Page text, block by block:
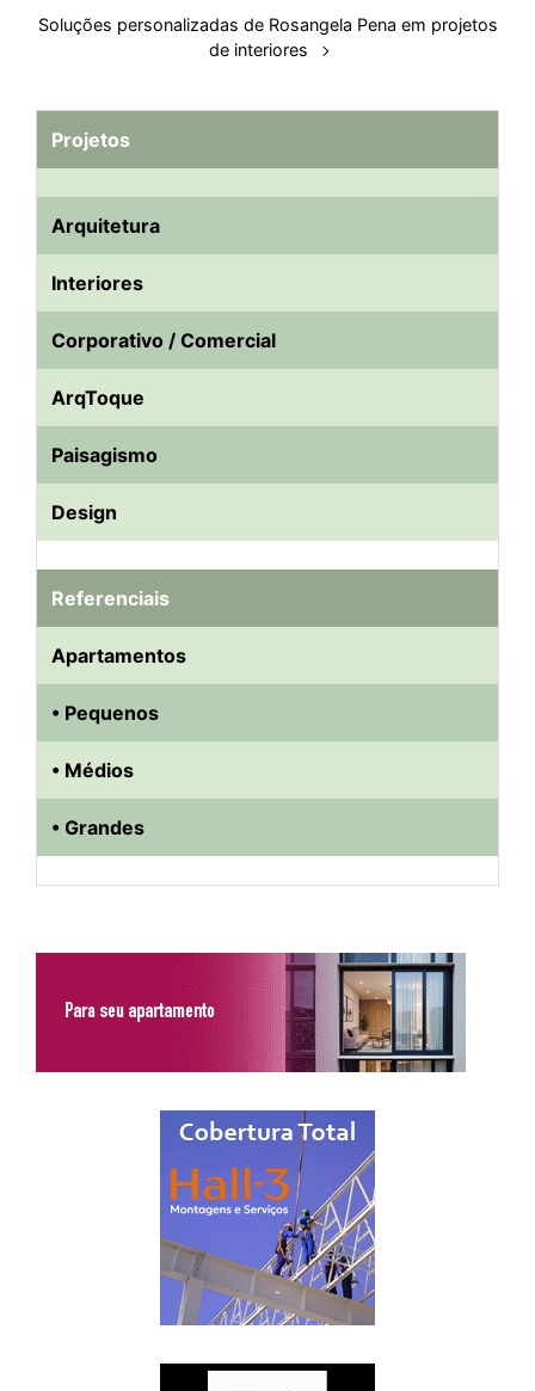
Soluções personalizadas de Rosangela Pena em projetos
de interiores
Projetos
Arquitetura
Interiores
Corporativo / Comercial
ArqToque
Paisagismo
Design
Referenciais
Apartamentos
• Pequenos
• Médios
• Grandes